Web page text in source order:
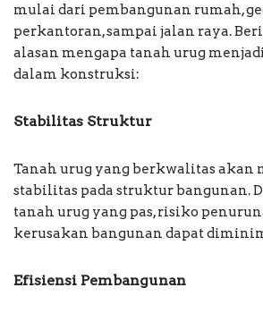
mulai dari pembangunan rumah,
perkantoran, sampai jalan raya.
alasan mengapa tanah urug
dalam konstruksi:
Stabilitas Struktur
Tanah urug yang berkwalitas akan
stabilitas pada struktur bangunan.
tanah urug yang pas, risiko
kerusakan bangunan dapat
Efisiensi Pembangunan